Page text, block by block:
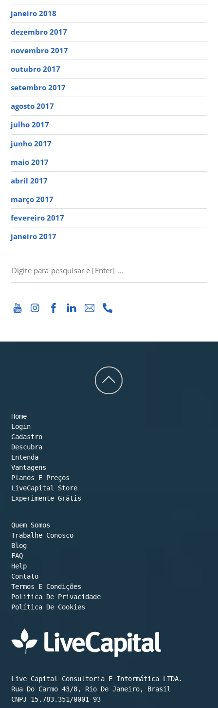
janeiro 2018
dezembro 2017
novembro 2017
outubro 2017
setembro 2017
agosto 2017
julho 2017
junho 2017
maio 2017
abril 2017
março 2017
fevereiro 2017
janeiro 2017
PESQUISAR
Back
Home
Login
Cadastro
Descubra
Entenda
Vantagens
Planos E Preços
LiveCapital Store
Experimente Grátis
Quem Somos
Trabalhe Conosco
Blog
FAQ
Help
Contato
Termos E Condições
Política De Cookies
Live Capital Consultoria E Informática LTDA.
Rua Do Carmo 43/8, Rio De Janeiro, Brasil
CNPJ 15.783.351/0001-93